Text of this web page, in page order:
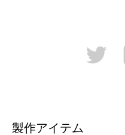
製作アイテム